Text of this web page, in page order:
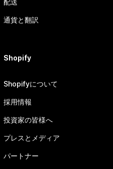
配送
通貨と翻訳
Shopify
Shopifyについて
採用情報
投資家の皆様へ
プレスとメディア
パートナー